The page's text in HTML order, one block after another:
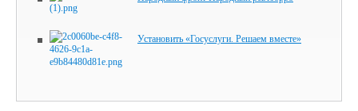
Установить «Госуслуги. Решаем вместе»